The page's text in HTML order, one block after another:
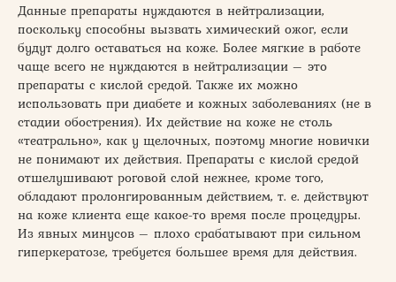
Данные препараты нуждаются в нейтрализации,
поскольку способны вызвать химический ожог, если
будут долго оставаться на коже. Более мягкие в работе
чаще всего не нуждаются в нейтрализации – это
препараты с кислой средой. Также их можно
использовать при диабете и кожных заболеваниях (не в
стадии обострения). Их действие на коже не столь
«театрально», как у щелочных, поэтому многие новички
не понимают их действия. Препараты с кислой средой
отшелушивают роговой слой нежнее, кроме того,
обладают пролонгированным действием, т. е. действуют
на коже клиента еще какое-то время после процедуры.
Из явных минусов – плохо срабатывают при сильном
гиперкератозе, требуется большее время для действия.